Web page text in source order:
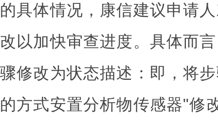
的具体情况，康信建议申请
改以加快审查进度。具体而
骤修改为状态描述：即，将
的方式安置分析物传感器"修